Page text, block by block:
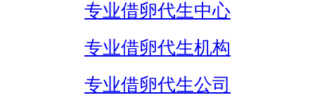
专业借卵代生中心
专业借卵代生机构
专业借卵代生公司